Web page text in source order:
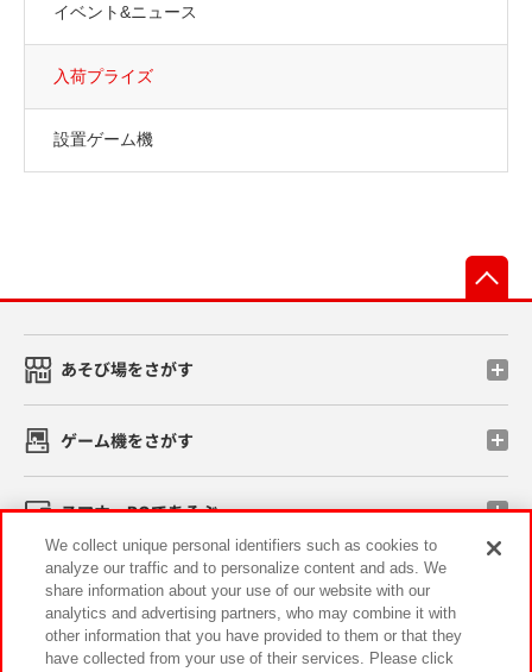
イベント&ニュース
入荷プライズ
設置ゲーム機
あそび場をさがす
ゲーム機をさがす
スマホ・PCであそぶ
イベント・キャンペーン
We collect unique personal identifiers such as cookies to
analyze our traffic and to personalize content and ads. We
share information about your use of our website with our
analytics and advertising partners, who may combine it with
other information that you have provided to them or that they
have collected from your use of their services. Please click